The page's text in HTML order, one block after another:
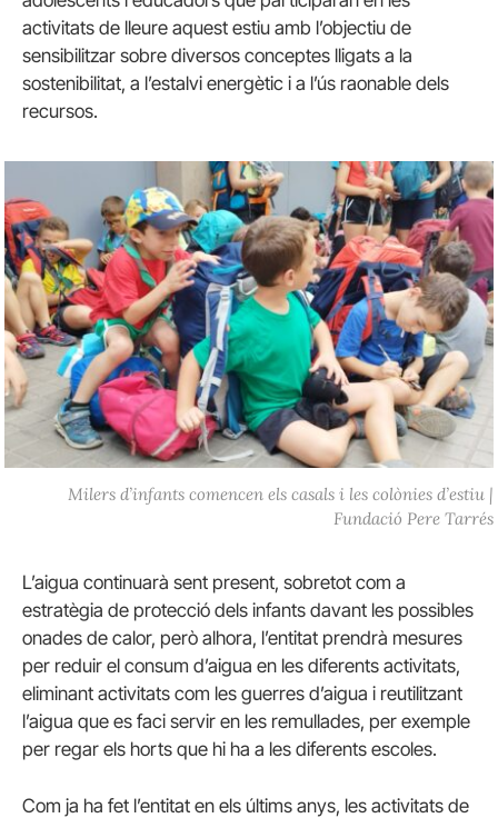
activitats de lleure aquest estiu amb l’objectiu de
sensibilitzar sobre diversos conceptes lligats a la
sostenibilitat, a l’estalvi energètic i a l’ús raonable dels
recursos.
Milers d’infants comencen els casals i les colònies d’estiu |
Fundació Pere Tarrés
L’aigua continuarà sent present, sobretot com a
estratègia de protecció dels infants davant les possibles
onades de calor, però alhora, l’entitat prendrà mesures
per reduir el consum d’aigua en les diferents activitats,
eliminant activitats com les guerres d’aigua i reutilitzant
l’aigua que es faci servir en les remullades, per exemple
per regar els horts que hi ha a les diferents escoles.
Com ja ha fet l’entitat en els últims anys, les activitats de